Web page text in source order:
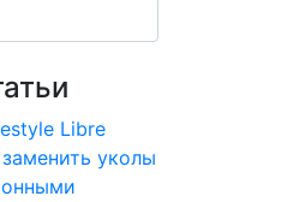
Libre
уколы